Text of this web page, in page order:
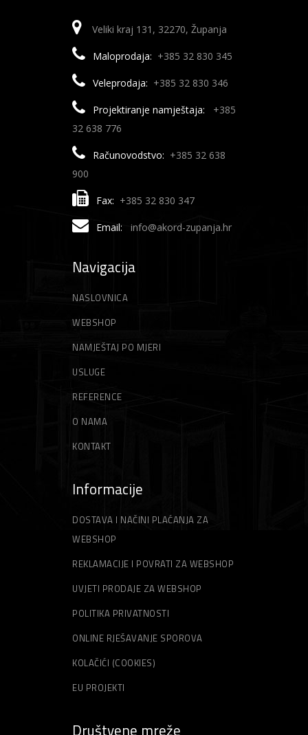
Veliki kraj 131, 32270, Županja
Maloprodaja: +385 32 830 345
Veleprodaja: +385 32 830 346
Projektiranje namještaja:
+385
32 638 776
Računovodstvo: +385 32 638
900
Fax: +385 32 830 347
Email: info@akord-zupanja.hr
Navigacija
NASLOVNICA
WEBSHOP
NAMJEŠTAJ PO MJERI
USLUGE
REFERENCE
O NAMA
KONTAKT
Informacije
DOSTAVA I NAČINI PLAĆANJA ZA
WEBSHOP
REKLAMACIJE I POVRATI ZA WEBSHOP
UVJETI PRODAJE ZA WEBSHOP
POLITIKA PRIVATNOSTI
ONLINE RJEŠAVANJE SPOROVA
KOLAČIĆI (COOKIES)
EU PROJEKTI
Društvene mreže